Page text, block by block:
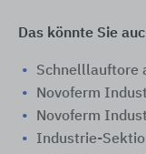
Das könnte Sie
Schnelllauftore
Novoferm
Novoferm
Industrie-